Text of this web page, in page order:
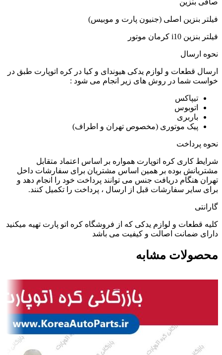
صافی بنزین
فیلتر بنزین اصلی (جنیون پارت و موبیس)
فیلتر بنزین i10 کرمان موتور
نحوه ارسال
ارسال قطعات و لوازم یدکی هیوندای و کیا در کره اتوپارت طبق در
خواست شما در روش های زیر انجام می شود :
تیپاکس
اتوبوس
باربری
پیک موتوری (مخصوص تهران و اطراف)
نحوه پرداخت
شرایط کاری کره اتوپارت همواره بر اساس اعتماد متقابل
مشتریانش بوده بر همین اساس مشتریان برای سفارشات داخل
تهران هنگام دریافت جنس می توانند پرداخت خود را انجام دهد و
برای سایر سفارشات قبل از ارسال ، پرداخت را تکمیل کنند.
گارانتی
کلیه قطعات و لوازم یدکی که از فروشگاه کره اتو پارت تهیه میکنید
دارای ضمانت اصالت و کیفیت می باشد
محصولات مشابه